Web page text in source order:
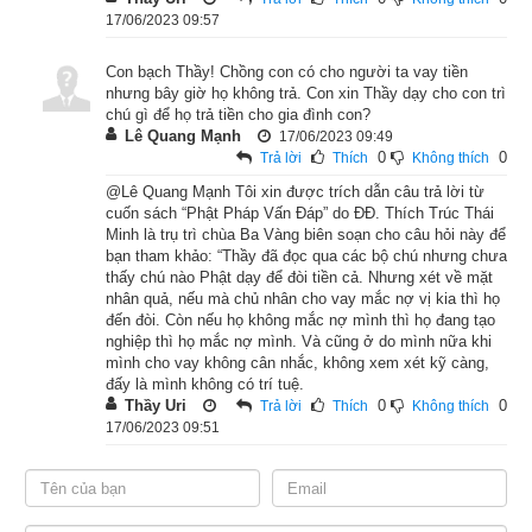
trừ tất còn làm hại nhiều người hơn nữa. Nhưng nó hung dữ
mới điều phục được nó mà thôi.”
Vua liền cùng với quần thần đi đến chỗ Phật, lễ bái cúng
dường rồi bạch Phật rằng: “Bạch Thế Tôn! Nay trong thành có
một con rắn độc sinh vào nhà trưởng giả Hiền Diện, hại mạng
đã nhiều người. Kính mong Như Lai từ bi thu phục nó mà cứu
nạn cho bá tánh.” Phật yên lặng nhận lời.
Hôm sau, đức Thế Tôn đắp y, mang bát đi vào thành, thẳng
đến chỗ rắn độc đang ở. Rắn thấy Phật đến thì ngóc cao đầu,
phùng mang phóng đến, ý muốn hại Phật. Phật liền dùng tâm
từ bi mà đưa năm ngón tay chỉ vào rắn độc, tức thời phóng ra
năm đạo hào quang năm sắc, chiếu khắp thân hình rắn độc.
tự thấy khoan khoái dễ chịu, không còn có ý muốn hại người
nữa.
17/06/2023 09:57
Con bạch Thầy! Chồng con có cho người ta vay tiền
nhưng bây giờ họ không trả. Con xin Thầy dạy cho con trì
chú gì để họ trả tiền cho gia đình con?
Lê Quang Mạnh
Trả lời Thích 0 Không thích 0
17/06/2023 09:49
@Lê Quang Mạnh Tôi xin được trích dẫn câu trả lời từ
cuốn sách “Phật Pháp Vấn Đáp” do ĐĐ. Thích Trúc Thái
Minh là trụ trì chùa Ba Vàng biên soạn cho câu hỏi này để
bạn tham khảo: “Thầy đã đọc qua các bộ chú nhưng chưa
thấy chú nào Phật dạy để đòi tiền cả. Nhưng xét về mặt
nhân quả, nếu mà chủ nhân cho vay mắc nợ vị kia thì họ
đến đòi. Còn nếu họ không mắc nợ mình thì họ đang tạo
nghiệp thì họ mắc nợ mình. Và cũng ở do mình nữa khi
mình cho vay không cân nhắc, không xem xét kỹ càng,
đấy là mình không có trí tuệ.
Thầy Uri
Trả lời Thích 0 Không thích 0
17/06/2023 09:51